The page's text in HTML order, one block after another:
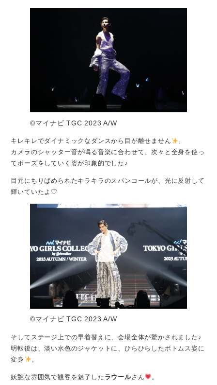
©️マイナビ TGC 2023 A/W
キレキレでダイナミックなダンスから目が離せません
。
カメラのシャッター音が鳴る音楽に合わせて、次々と全身を使っ
てポーズをしていく姿が印象的でした♪
目元にちりばめられたキラキラのスパンコールが、光に反射して
輝いていたよ♡
©️マイナビ TGC 2023 A/W
そしてステージ上での早着替えに、会場全体が驚かされました♪
明転後は、淡い水色のジャケットに、ひらひらしたボトムス姿に
変身
。
妖艶な雰囲気で観客を魅了した ラウールさん
。